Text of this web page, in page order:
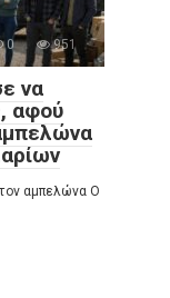
0 951
να
αφού
αμπελώνα Ο